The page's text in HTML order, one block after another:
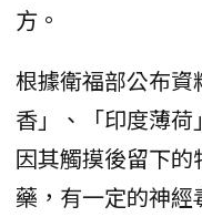
方。
根據衛福部公布
香」、「印度薄荷
因其觸摸後留下
藥，有一定的神